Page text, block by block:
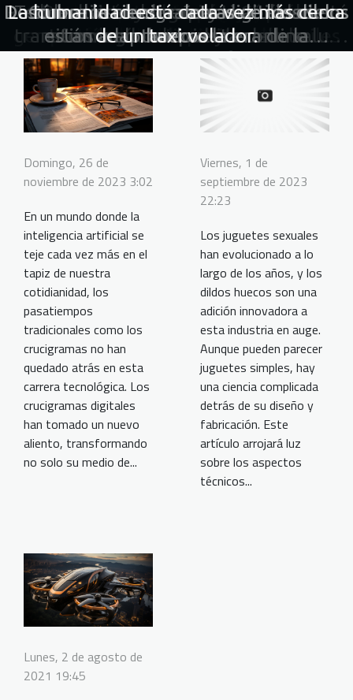
Chatbots proactivos: ¿mejoran la
fidelidad del cliente?
Cómo encontrar tu pareja ideal en
plataformas de citas en línea
Innovaciones en baterías de próxima
generación para dispositivos móviles
Biometría y seguridad Cómo la
tecnología está mejorando la
autenticación y la protección de la
privacidad
Realidad virtual terapéutica cómo está
transformando el cuidado de la salud
mental
Tendencias de diseño y usabilidad en
sitios web de apuestas online
Cómo los crucigramas digitales se
están adaptando a la era de la
inteligencia artificial
Domingo, 26 de
noviembre de 2023 3:02
En un mundo donde la
inteligencia artificial se
teje cada vez más en el
tapiz de nuestra
cotidianidad, los
pasatiempos
tradicionales como los
crucigramas no han
quedado atrás en esta
carrera tecnológica. Los
crucigramas digitales
han tomado un nuevo
aliento, transformando
no solo su medio de...
Descubre la ciencia detrás de los dildos
huecos
Viernes, 1 de
septiembre de 2023
22:23
Los juguetes sexuales
han evolucionado a lo
largo de los años, y los
dildos huecos son una
adición innovadora a
esta industria en auge.
Aunque pueden parecer
juguetes simples, hay
una ciencia complicada
detrás de su diseño y
fabricación. Este
artículo arrojará luz
sobre los aspectos
técnicos...
La humanidad está cada vez más cerca
de un taxi volador.
Lunes, 2 de agosto de
2021 19:45